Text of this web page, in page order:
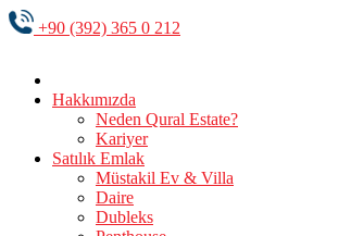
+90 (392) 365 0 212
Hakkımızda
Neden Qural Estate?
Kariyer
Satılık Emlak
Müstakil Ev & Villa
Daire
Dubleks